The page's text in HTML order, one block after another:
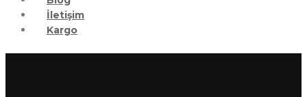
İletişim
Kargo